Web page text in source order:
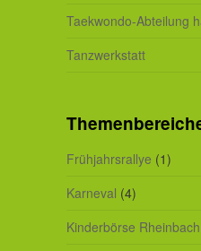
Taekwondo-Abteilung
Tanzwerkstatt
Frühjahrsrallye (1)
Karneval (4)
Kinderbörse Rheinbach